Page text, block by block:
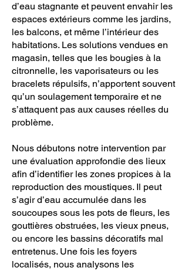
d’eau stagnante et peuvent envahir les
espaces extérieurs comme les jardins,
les balcons, et même l’intérieur des
habitations. Les solutions vendues en
magasin, telles que les bougies à la
citronnelle, les vaporisateurs ou les
bracelets répulsifs, n’apportent souvent
qu’un soulagement temporaire et ne
s’attaquent pas aux causes réelles du
problème.
Nous débutons notre intervention par
une évaluation approfondie des lieux
afin d’identifier les zones propices à la
reproduction des moustiques. Il peut
s’agir d’eau accumulée dans les
soucoupes sous les pots de fleurs, les
gouttières obstruées, les vieux pneus,
ou encore les bassins décoratifs mal
entretenus. Une fois les foyers
localisés, nous analysons les